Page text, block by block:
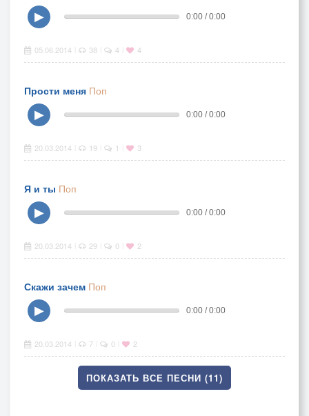
▶
0:00 / 0:00
05.06.2014 38 4 4
Прости меня Поп
▶
0:00 / 0:00
20.03.2014 19 1 3
Я и ты Поп
▶
0:00 / 0:00
20.03.2014 29 0 2
Скажи зачем Поп
▶
0:00 / 0:00
20.03.2014 7 0 2
ПОКАЗАТЬ ВСЕ ПЕСНИ (11)